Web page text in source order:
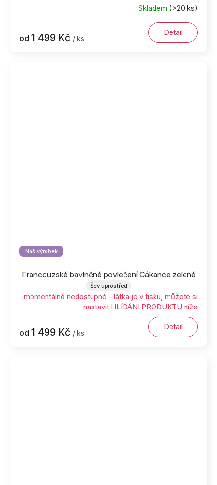
Skladem (>20 ks)
od 1 499 Kč / ks
Detail
Náš výrobek
Francouzské bavlněné povlečení Cákance zelené
Šev uprostřed
momentálně nedostupné - látka je v tisku, můžete si
nastavit HLÍDÁNÍ PRODUKTU níže
od 1 499 Kč / ks
Detail